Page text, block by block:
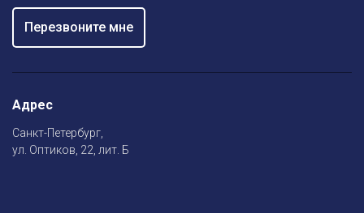
Адрес
Санкт-Петербург,
ул. Оптиков, 22, лит. Б
Перезвоните мне